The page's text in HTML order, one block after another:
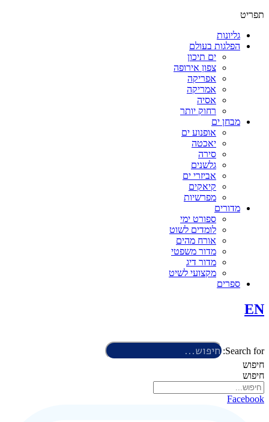
תפריט
גליונות
הפלגות בעולם
ים תיכון
צפון אירופה
אפריקה
אמריקה
אסיה
רחוק יותר
מבחן ים
אופנוע ים
יאכטה
סירה
גלשנים
אביזרי ים
קיאקים
מפרשיות
מדורים
ספורט ימי
לומדים לשוט
אורח מהים
מדור משפטי
מדור דיג
מקצועי לשיט
ספרים
EN
Search for:
חיפוש
חיפוש
Facebook